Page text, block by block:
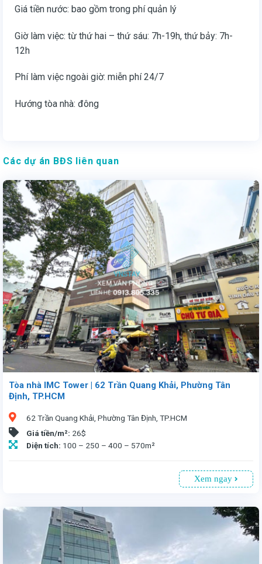
Giá tiền nước: bao gồm trong phí quản lý
Giờ làm việc: từ thứ hai – thứ sáu: 7h-19h, thứ bảy: 7h-
12h
Phí làm việc ngoài giờ: miễn phí 24/7
Hướng tòa nhà: đông
Các dự án BĐS liên quan
Tòa nhà IMC Tower | 62 Trần Quang Khải, Phường Tân
Định, TP.HCM
62 Trần Quang Khải, Phường Tân Định, TP.HCM
Giá tiền/m²: 26$
Diện tích: 100 – 250 – 400 – 570m²
Xem ngay